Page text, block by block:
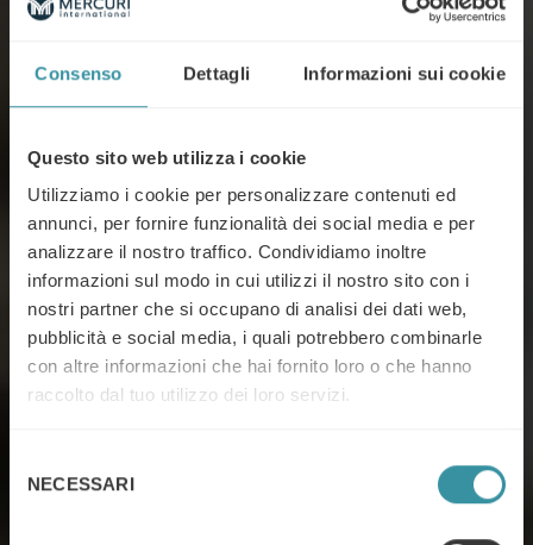
Consenso Dettagli Informazioni sui cookie
Questo sito web utilizza i cookie
Utilizziamo i cookie per personalizzare contenuti ed
annunci, per fornire funzionalità dei social media e per
analizzare il nostro traffico. Condividiamo inoltre
informazioni sul modo in cui utilizzi il nostro sito con i
nostri partner che si occupano di analisi dei dati web,
pubblicità e social media, i quali potrebbero combinarle
con altre informazioni che hai fornito loro o che hanno
raccolto dal tuo utilizzo dei loro servizi.
delNECESSARI